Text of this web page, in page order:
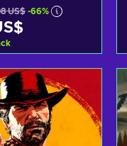
US$ -66%
al carrito
ofertas